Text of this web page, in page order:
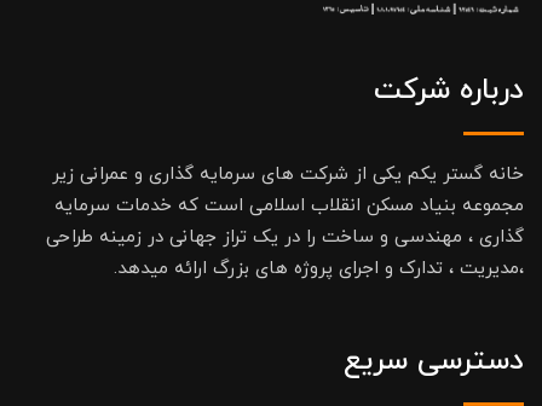
درباره شرکت
خانه گستر یکم یکی از شرکت های سرمایه گذاری و عمرانی زیر
مجموعه بنیاد مسکن انقلاب اسلامی است که خدمات سرمایه
گذاری ، مهندسی و ساخت را در یک تراز جهانی در زمینه طراحی
،مدیریت ، تدارک و اجرای پروژه های بزرگ ارائه میدهد.
دسترسی سریع